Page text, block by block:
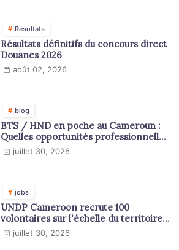
Résultats
Résultats définitifs du concours direct
Douanes 2026
août 02, 2026
blog
BTS / HND en poche au Cameroun :
Quelles opportunités professionnelles
s'offrent à vous ?
juillet 30, 2026
jobs
UNDP Cameroon recrute 100
volontaires sur l'échelle du territoire
national
juillet 30, 2026